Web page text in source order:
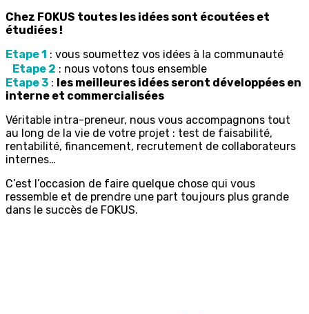
Chez FOKUS toutes les idées sont écoutées et
étudiées !
Etape 1 : vous soumettez vos idées à la communauté
Etape 2 : nous votons tous ensemble
Etape 3 : les meilleures idées seront développées en
interne et commercialisées
Véritable intra-preneur, nous vous accompagnons tout
au long de la vie de votre projet : test de faisabilité,
rentabilité, financement, recrutement de collaborateurs
internes…
C’est l’occasion de faire quelque chose qui vous
ressemble et de prendre une part toujours plus grande
dans le succès de FOKUS.